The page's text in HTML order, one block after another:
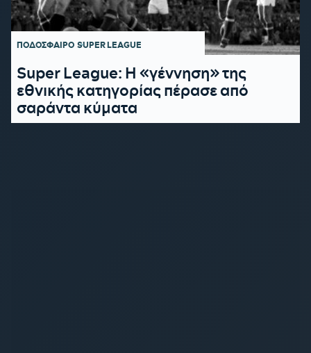
ΠΟΔΟΣΦΑΙΡΟ SUPER LEAGUE
Super League: Η «γέννηση» της
εθνικής κατηγορίας πέρασε από
σαράντα κύματα